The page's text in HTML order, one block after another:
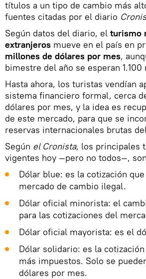
títulos a un tipo de cambio más
fuentes citadas por el diario
Según datos del diario, el turismo
extranjeros mueve en el país en
millones de dólares por mes,
bimestre del año se esperan
Hasta ahora, los turistas vendían
sistema financiero formal, cerca
dólares por mes, y la idea es
de este mercado, para que se
reservas internacionales brutas
Según el Cronista, los principales
vigentes hoy —pero no todos—,
Dólar blue: es la cotización
mercado de cambio ilegal.
Dólar oficial minorista: el
para las cotizaciones del
Dólar oficial mayorista: es el
Dólar solidario: es la
más impuestos. Solo se
dólares por mes.